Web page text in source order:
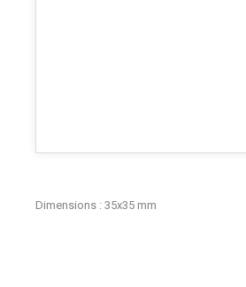
Dimensions : 35x35 mm